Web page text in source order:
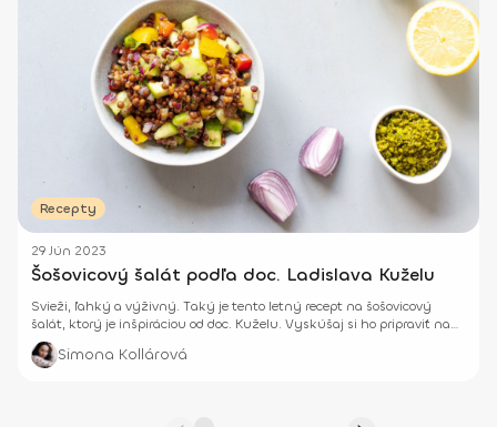
Recepty
29 Jún 2023
Šošovicový šalát podľa doc. Ladislava Kuželu
Svieži, ľahký a výživný. Taký je tento letný recept na šošovicový
šalát, ktorý je inšpiráciou od doc. Kuželu. Vyskúšaj si ho pripraviť na
obed do roboty alebo na večeru ako ľahké zakončenie dňa.
Simona Kollárová